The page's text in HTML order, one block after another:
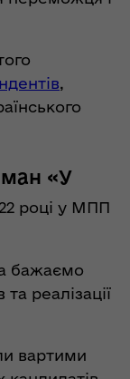
,
«У
році у МПП
бажаємо
реалізації
вартими